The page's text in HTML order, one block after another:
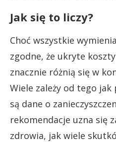
Jak się to liczy?
Choć wszystkie
zgodne, że ukryte
znacznie różnią się w
Wiele zależy od tego
są dane o
rekomendacje uzna się
zdrowia, jak wiele